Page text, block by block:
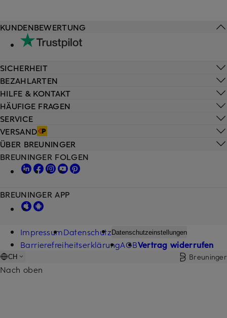
HILFE & KONTAKT
HÄUFIGE FRAGEN
SERVICE
VERSAND
KUNDENBEWERTUNG
SICHERHEIT
BEZAHLARTEN
ÜBER BREUNINGER
BREUNINGER FOLGEN
BREUNINGER APP
ImpressumDatenschutzDatenschutzeinstellungen
BarrierefreiheitserklärungAGBVertrag widerrufen
CH Breuninger
Nach oben